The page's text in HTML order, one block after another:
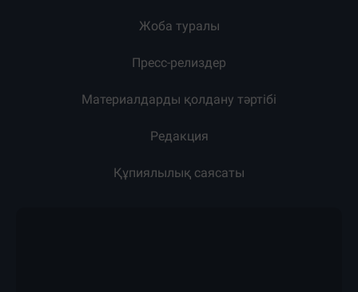
Жоба туралы
Пресс-релиздер
Материалдарды қолдану тәртібі
Редакция
Құпиялылық саясаты